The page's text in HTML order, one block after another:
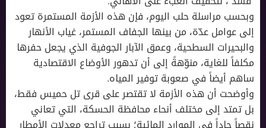
وبحسب مراسلة حلب اليوم، فإن هذه الأزمة المستمرة تعود
إلى عوامل عدّة، من بينها الجفاف المستمر، غياب الأنهار
والبحيرات السطحية، وعمق الآبار الجوفية الذي يجعل حفرها
مكلفاً للغاية، منوّهةً إلى أن تدهور الأوضاع الاقتصادية
ساهم أيضاً في صعوبة توفير المياه.
وأوضحت أن هذه الأزمة لا تقتصر على قرى تل حميس فقط،
بل تمتد إلى مختلف أنحاء محافظة الحسكة، التي تعاني